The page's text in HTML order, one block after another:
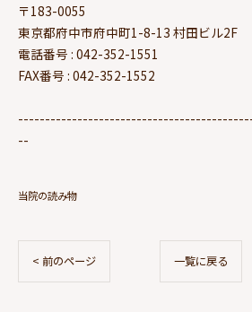
〒183-0055
東京都府中市府中町1-8-13 村田ビル2F
電話番号 : 042-352-1551
FAX番号 : 042-352-1552
--
当院の読み物
< 前のページ 一覧に戻る